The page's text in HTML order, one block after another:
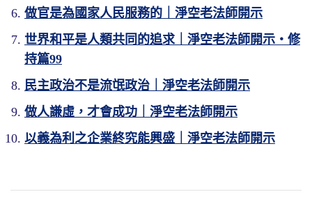
做官是為國家人民服務的｜淨空老法師開示
世界和平是人類共同的追求｜淨空老法師開示・修
持篇99
民主政治不是流氓政治｜淨空老法師開示
做人謙虛，才會成功｜淨空老法師開示
以義為利之企業終究能興盛｜淨空老法師開示